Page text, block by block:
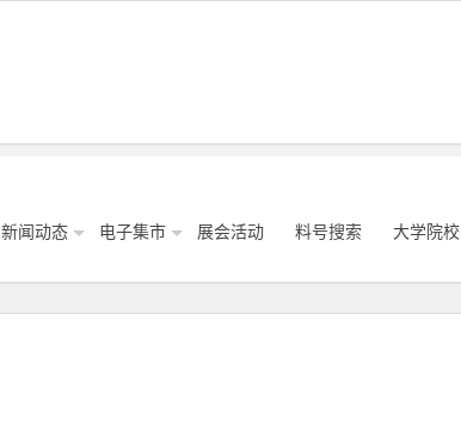
新闻动态 电子集市 展会活动 料号搜索 大学院校